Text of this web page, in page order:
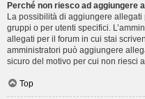
Perché non riesco ad aggiungere
La possibilità di aggiungere
gruppi o per utenti specifici.
allegati per il forum in cui stai
amministratori può aggiungere
sicuro del motivo per cui non riesci
Top